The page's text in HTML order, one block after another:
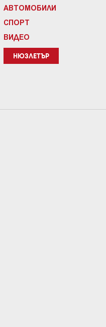
АВТОМОБИЛИ
СПОРТ
ВИДЕО
НЮЗЛЕТЪР